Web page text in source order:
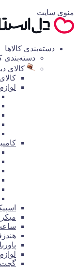
منوی سایت
دسته‌بندی کالاها
دسته‌بندی
کالای
گجت